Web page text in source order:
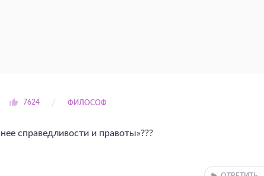
7624 ФИЛОСОФ
справедливости и правоты»???